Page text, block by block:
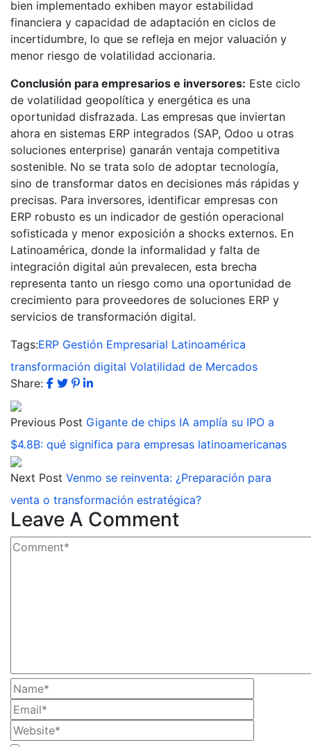
bien implementado exhiben mayor estabilidad
financiera y capacidad de adaptación en ciclos de
incertidumbre, lo que se refleja en mejor valuación y
menor riesgo de volatilidad accionaria.
Conclusión para empresarios e inversores: Este ciclo
de volatilidad geopolítica y energética es una
oportunidad disfrazada. Las empresas que inviertan
ahora en sistemas ERP integrados (SAP, Odoo u otras
soluciones enterprise) ganarán ventaja competitiva
sostenible. No se trata solo de adoptar tecnología,
sino de transformar datos en decisiones más rápidas y
precisas. Para inversores, identificar empresas con
ERP robusto es un indicador de gestión operacional
sofisticada y menor exposición a shocks externos. En
Latinoamérica, donde la informalidad y falta de
integración digital aún prevalecen, esta brecha
representa tanto un riesgo como una oportunidad de
crecimiento para proveedores de soluciones ERP y
servicios de transformación digital.
Tags:ERP Gestión Empresarial Latinoamérica
transformación digital Volatilidad de Mercados
Share:
Previous Post Gigante de chips IA amplía su IPO a
$4.8B: qué significa para empresas latinoamericanas
Next Post Venmo se reinventa: ¿Preparación para
venta o transformación estratégica?
Leave A Comment